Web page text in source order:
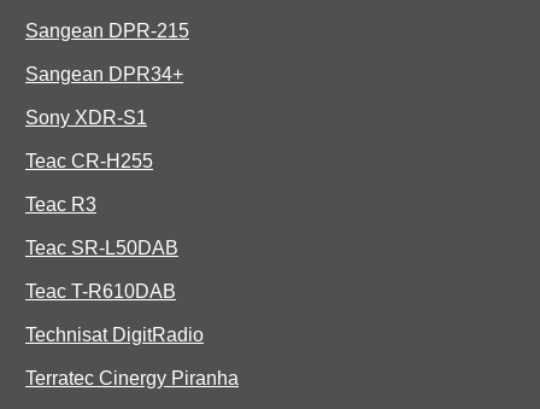
Sangean DPR-215
Sangean DPR34+
Sony XDR-S1
Teac CR-H255
Teac R3
Teac SR-L50DAB
Teac T-R610DAB
Technisat DigitRadio
Terratec Cinergy Piranha